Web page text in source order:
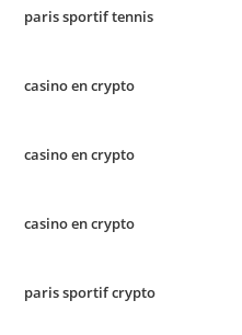
paris sportif tennis
casino en crypto
casino en crypto
casino en crypto
paris sportif crypto